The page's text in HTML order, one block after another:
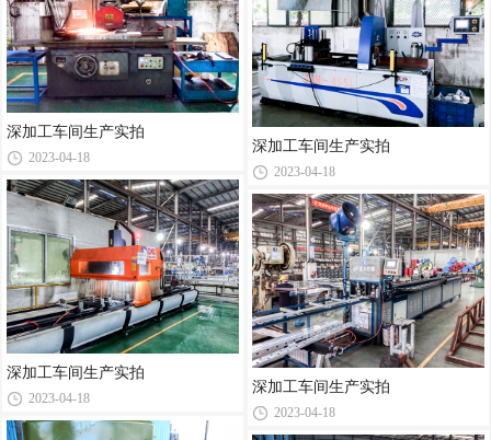
深加工车间生产实拍
2023-04-18
深加工车间生产实拍
2023-04-18
深加工车间生产实拍
2023-04-18
深加工车间生产实拍
2023-04-18